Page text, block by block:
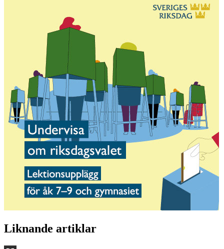
Liknande artiklar